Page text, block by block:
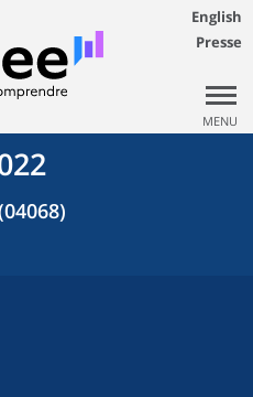
English
Presse
MENU